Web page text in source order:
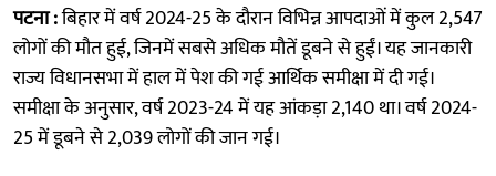
पटना :बिहार में वर्ष 2024-25 के दौरान विभिन्न आपदाओं में कुल 2,547
लोगों की मौत हुई, जिनमें सबसे अधिक मौतें डूबने से हुईं। यह जानकारी
राज्य विधानसभा में हाल में पेश की गई आर्थिक समीक्षा में दी गई।
समीक्षा के अनुसार, वर्ष 2023-24 में यह आंकड़ा 2,140 था। वर्ष 2024-
25 में डूबने से 2,039 लोगों की जान गई।